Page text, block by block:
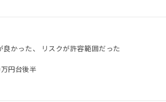
かった、 リスクが許容範囲だった
円台後半